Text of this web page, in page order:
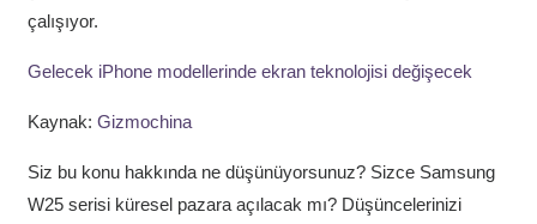
çalışıyor.
Gelecek iPhone modellerinde ekran teknolojisi değişecek
Kaynak: Gizmochina
Siz bu konu hakkında ne düşünüyorsunuz? Sizce Samsung
W25 serisi küresel pazara açılacak mı? Düşüncelerinizi